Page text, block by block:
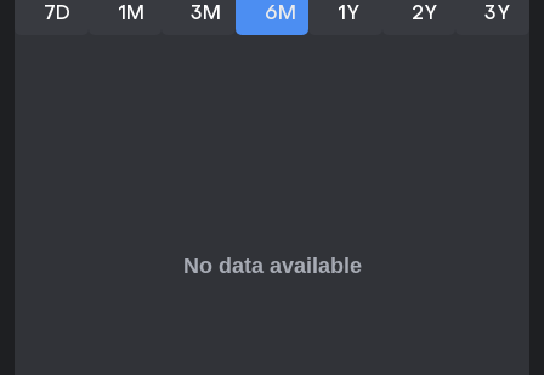
rankings en auto chess que motivan a pulir estrategias para
los primeros puestos. Estas novedades priorizan un
coleccionar figuras legendarias. Sin embargo, la recepción
7D 1M 3M 6M 1Y 2Y 3Y